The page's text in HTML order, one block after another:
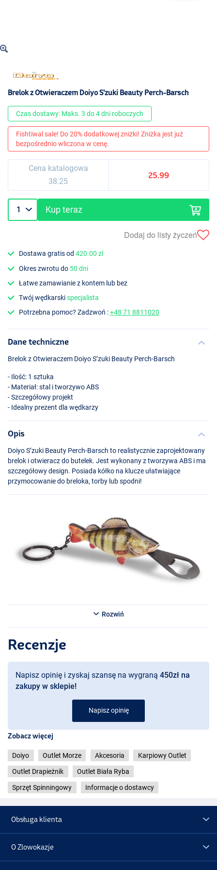
Brelok z Otwieraczem Doiyo S'zuki Beauty Perch-Barsch
Czas dostawy: Maks. 3 do 4 dni roboczych
Fishtiwal sale! Do 20% dodatkowej zniżki! Zniżka jest już
bezpośrednio wliczona w cenę.
Cena katalogowa
38.25
25.99
Kup teraz
Dodaj do listy życzeń
Dostawa gratis od420.00 zl
Okres zwrotu do 50 dni
Łatwe zamawianie z kontem lub bez
Twój wędkarskispecjalista
Potrzebna pomoc? Zadzwoń :+48 71 8811020
Dane techniczne
Brelok z Otwieraczem Doiyo S’zuki Beauty Perch-Barsch
- Ilość: 1 sztuka
- Materiał: stal i tworzywoABS
- Szczegółowy projekt
- Idealny prezent dla wędkarzy
Opis
Doiyo S’zuki Beauty Perch-Barsch to realistycznie zaprojektowany
brelok i otwieracz do butelek. Jest wykonany z tworzywa ABS i ma
szczegółowy design. Posiada kółko na klucze ułatwiające
przymocowanie do breloka, torby lub spodni!
Rozwiń
Recenzje
Napisz opinię i zyskaj szansę na wygraną 450zł na
zakupy w sklepie!
Napisz opinię
Zobacz więcej
Doiyo Outlet Morze Akcesoria Karpiowy Outlet
Outlet Drapieżnik Outlet Biała Ryba
Sprzęt Spinningowy Informacje o dostawcy
Obsługa klienta
O Zlowokazje